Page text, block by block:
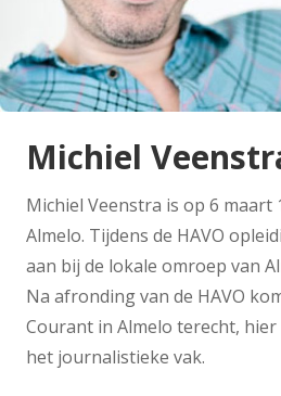
Michiel
Michiel Veenstra is op 6 maart
Almelo. Tijdens de HAVO
aan bij de lokale omroep van
Na afronding van de HAVO
Courant in Almelo terecht,
het journalistieke vak.